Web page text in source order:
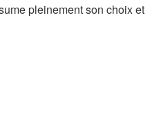
pleinement son choix et